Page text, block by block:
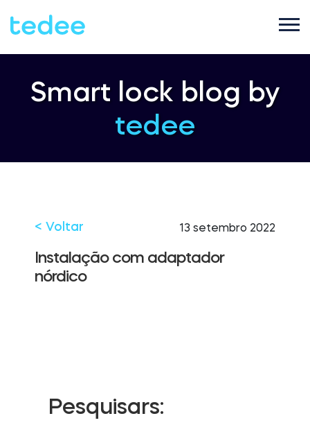
COMO FUNCIONA?
Tedee GO2
Tedee Bridge
Smart lock blog by
tedee
< Voltar 13 setembro 2022
Instalação com adaptador
nórdico
Pesquisars: